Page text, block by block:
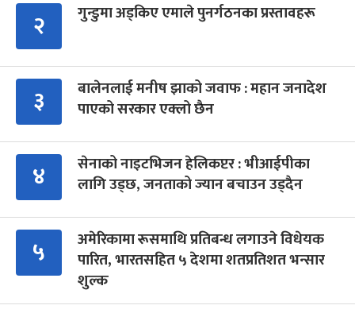
२ गुन्डुमा अड्किए एमाले पुनर्गठनका प्रस्तावहरू
३
बालेनलाई मनीष झाको जवाफ : महान जनादेश
पाएको सरकार एक्लो छैन
४
सेनाको नाइटभिजन हेलिकप्टर : भीआईपीका
लागि उड्छ, जनताको ज्यान बचाउन उड्दैन
५
अमेरिकामा रूसमाथि प्रतिबन्ध लगाउने विधेयक
पारित, भारतसहित ५ देशमा शतप्रतिशत भन्सार
शुल्क